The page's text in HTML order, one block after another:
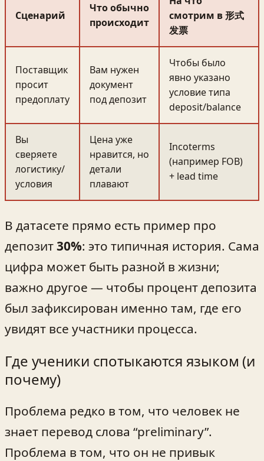
Сценарий
Что обычно
происходит
смотрим в 形式
发票
Поставщик
просит
предоплату
Вам нужен
документ
под депозит
Чтобы было
явно указано
условие типа
deposit/balance
Вы
сверяете
логистику/
условия
Цена уже
нравится, но
детали
плавают
Incoterms
(например FOB)
+ lead time
В датасете прямо есть пример про
депозит30%: это типичная история. Сама
цифра может быть разной в жизни;
важно другое — чтобы процент депозита
был зафиксирован именно там, где его
увидят все участники процесса.
Где ученики спотыкаются языком (и
почему)
Проблема редко в том, что человек не
знает перевод слова “preliminary”.
Проблема в том, что он не привык